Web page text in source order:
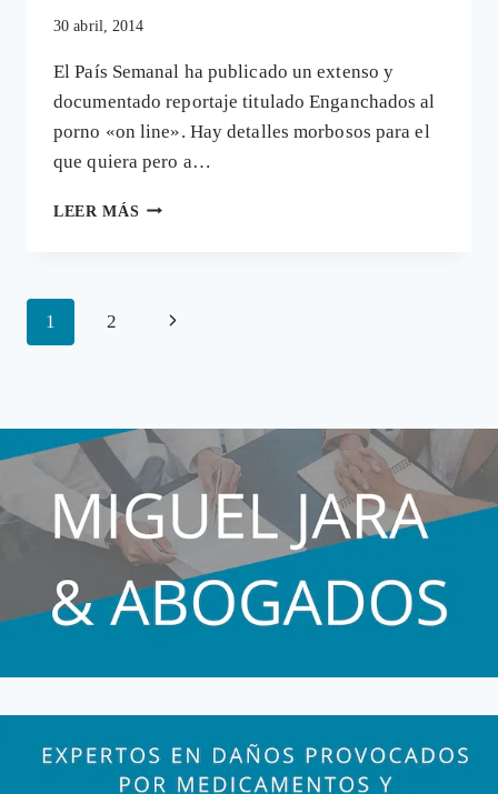
30 abril, 2014
El País Semanal ha publicado un extenso y
documentado reportaje titulado Enganchados al
porno «on line». Hay detalles morbosos para el
que quiera pero a…
LEER MÁS ¿CREA
LINE»
ENFERMEDAD?
Navegación
de
1 2
Siguiente